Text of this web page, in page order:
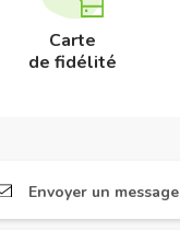
Carte
de fidélité
Envoyer un message